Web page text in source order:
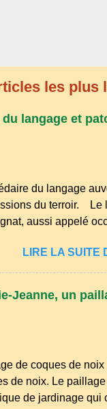
les plus
langage et
du langage
du terroir. Le
aussi appelé
en
parties du Massif
classé parmi les
on trouve
"agourer"
aussi pour
LIRE LA SUITE
Jeanne, un
de coques de
de noix. Le
de jardinage qui